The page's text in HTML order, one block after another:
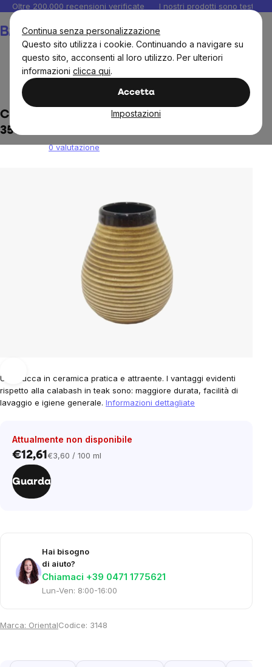
Continua senza personalizzazione
Questo sito utilizza i cookie. Continuando a navigare su
questo sito, acconsenti al loro utilizzo. Per ulteriori
informazioni clicca qui.
Accetta
Impostazioni
Salta
contenuto
Oltre 200.000 recensioni verificate I nostri prodotti sono testati
Accessori per il tè Calabastia
Calabash in ceramica Standard Natural
350ml
0 valutazione
Una zucca in ceramica pratica e attraente. I vantaggi evidenti
rispetto alla calabash in teak sono: maggiore durata, facilità di
lavaggio e igiene generale. Informazioni dettagliate
Attualmente non disponibile
€12,61Prezzo
unitario:
€3,60 / 100 ml
Guarda
Hai bisogno
di aiuto?
Chiamaci +39 0471 1775621
Lun-Ven: 8:00-16:00
Marca: OrientalCodice: 3148